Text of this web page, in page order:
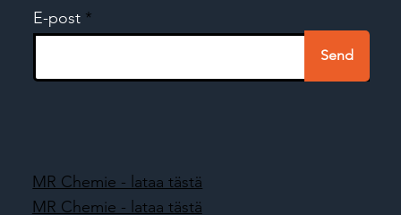
E-post
Send
MR Chemie - lataa tästä
MR Chemie - lataa tästä